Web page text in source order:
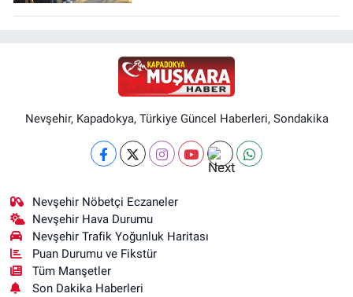
Nevşehir, Kapadokya, Türkiye Güncel Haberleri, Sondakika
Nevşehir Nöbetçi Eczaneler
Nevşehir Hava Durumu
Nevşehir Trafik Yoğunluk Haritası
Puan Durumu ve Fikstür
Tüm Manşetler
Son Dakika Haberleri